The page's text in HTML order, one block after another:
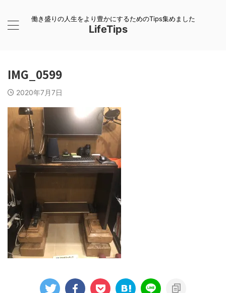
働き盛りの人生をより豊かにするためのTips集めました
LifeTips
IMG_0599
2020年7月7日